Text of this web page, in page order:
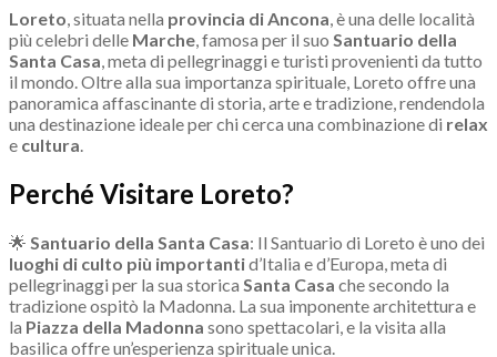
Loreto, situata nella provincia di Ancona, è una delle località
più celebri delle Marche, famosa per il suo Santuario della
Santa Casa, meta di pellegrinaggi e turisti provenienti da tutto
il mondo. Oltre alla sua importanza spirituale, Loreto offre una
panoramica affascinante di storia, arte e tradizione, rendendola
una destinazione ideale per chi cerca una combinazione di relax
e cultura.
Perché Visitare Loreto?
🌟 Santuario della Santa Casa: Il Santuario di Loreto è uno dei
luoghi di culto più importantid’Italia e d’Europa, meta di
pellegrinaggi per la sua storica Santa Casa che secondo la
tradizione ospitò la Madonna. La sua imponente architettura e
la Piazza della Madonna sono spettacolari, e la visita alla
basilica offre un’esperienza spirituale unica.